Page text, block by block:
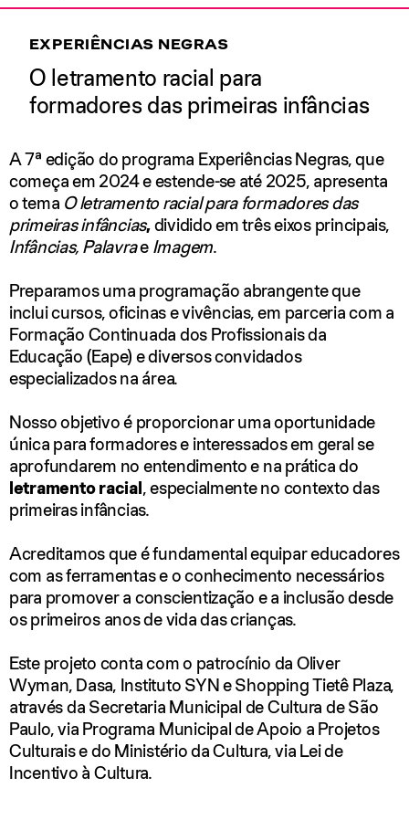
EXPERIÊNCIAS NEGRAS
O letramento racial para
formadores das primeiras infâncias
A 7ª edição do programa Experiências Negras, que
começa em 2024 e estende-se até 2025, apresenta
o tema O letramento racial para formadores das
primeiras infâncias,dividido em três eixos principais,
Infâncias, PalavraeImagem.
Preparamos uma programação abrangente que
inclui cursos, oficinas e vivências, em parceria com a
Formação Continuada dos Profissionais da
Educação (Eape) e diversos convidados
especializados na área.
Nosso objetivo é proporcionar uma oportunidade
única para formadores e interessados em geral se
aprofundarem no entendimento e na prática do
letramento racial, especialmente no contexto das
primeiras infâncias.
Acreditamos que é fundamental equipar educadores
com as ferramentas e o conhecimento necessários
para promover a conscientização e a inclusão desde
os primeiros anos de vida das crianças.
Este projeto conta com o patrocínio da Oliver
Wyman, Dasa, Instituto SYN e Shopping Tietê Plaza,
através da Secretaria Municipal de Cultura de São
Paulo, via Programa Municipal de Apoio a Projetos
Culturais e do Ministério da Cultura, via Lei de
Incentivo à Cultura.